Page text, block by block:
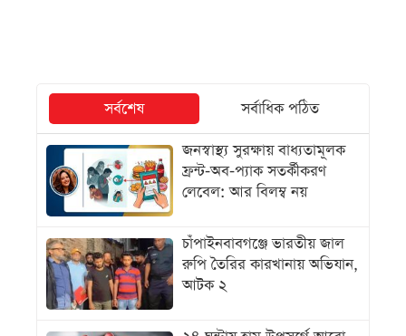
সর্বশেষ
সর্বাধিক পঠিত
জনস্বাস্থ্য সুরক্ষায় বাধ্যতামূলক
ফ্রন্ট-অব-প্যাক সতর্কীকরণ
লেবেল: আর বিলম্ব নয়
চাঁপাইনবাবগঞ্জে ভারতীয় জাল
রুপি তৈরির কারখানায় অভিযান,
আটক ২